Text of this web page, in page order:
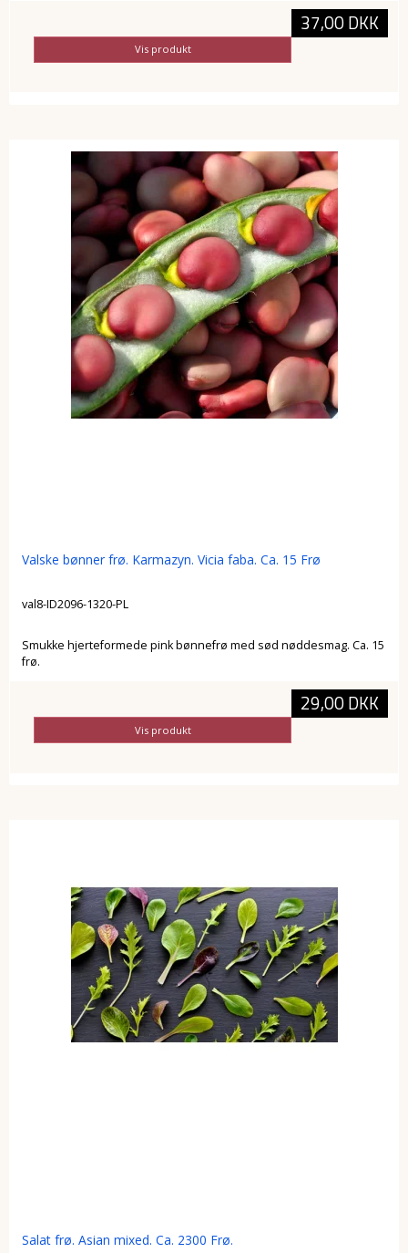
37,00 DKK
Vis produkt
Valske bønner frø. Karmazyn. Vicia faba. Ca. 15 Frø
val8-ID2096-1320-PL
Smukke hjerteformede pink bønnefrø med sød nøddesmag. Ca. 15
frø.
29,00 DKK
Vis produkt
Salat frø. Asian mixed. Ca. 2300 Frø.